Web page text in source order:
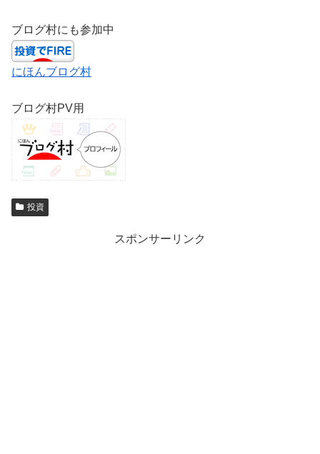
ブログ村にも参加中
にほんブログ村
ブログ村PV用
投資
スポンサーリンク